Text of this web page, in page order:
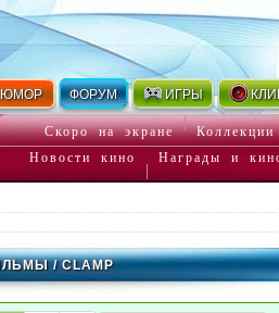
ЮМОР ФОРУМ ИГРЫ
Скоро на экране Коллекции
Новости кино
Награды и
/ CLAMP